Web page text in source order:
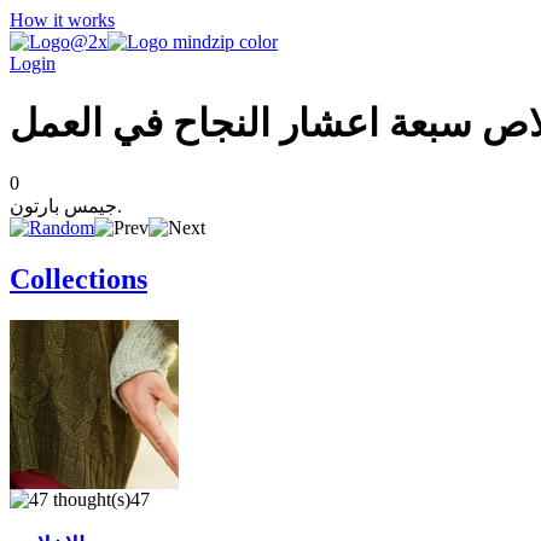
How it works
Login
0
جيمس بارتون.
Collections
47